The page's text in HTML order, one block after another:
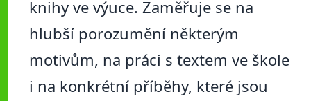
knihy ve výuce. Zaměřuje se na
hlubší porozumění některým
motivům, na práci s textem ve škole
i na konkrétní příběhy, které jsou